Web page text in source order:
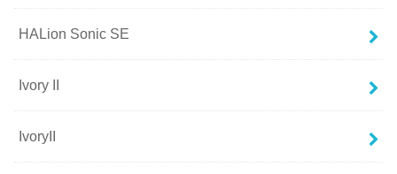
HALion Sonic SE
Ivory II
IvoryII